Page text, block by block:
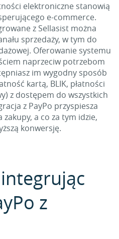
elektroniczne stanowią
e-commerce.
z Sellasist można
sprzedaży, w tym do
Oferowanie systemu
naprzeciw potrzebom
im wygodny sposób
kartą, BLIK, płatności
z dostępem do wszystkich
z PayPo przyspiesza
a co za tym idzie,
konwersję.
z